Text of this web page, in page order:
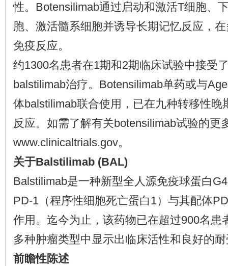
性。Botensilimab通过启动和激活T细胞、
胞、激活髓系细胞并诱导长期记忆反应，
免疫反应。
约1300名患者在1期和2期临床试验中接受
balstilimab治疗。Botensilimab单药或与
体balstilimab联合使用，已在九种转移性晚
反应。如需了解有关botensilimab试验的更
www.clinicaltrials.gov。
关于Balstilimab (BAL)
Balstilimab是一种新型全人源免疫球蛋白
PD-1（程序性细胞死亡蛋白1）与其配体
作用。迄今为止，该药物已在超过900名患
多种肿瘤类型中显示出临床活性和良好的
前瞻性陈述